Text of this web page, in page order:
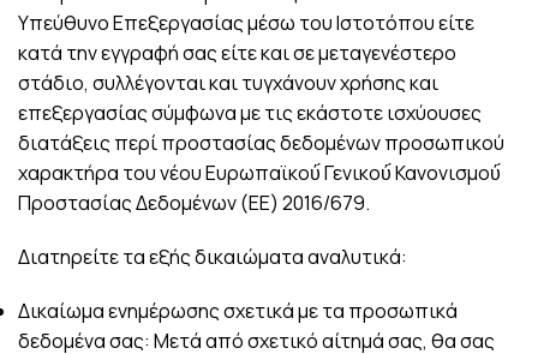
Υπεύθυνο Επεξεργασίας μέσω του Ιστοτόπου είτε
κατά την εγγραφή σας είτε και σε μεταγενέστερο
στάδιο, συλλέγονται και τυγχάνουν χρήσης και
επεξεργασίας σύμφωνα με τις εκάστοτε ισχύουσες
διατάξεις περί προστασίας δεδομένων προσωπικού
χαρακτήρα του νέου Ευρωπαϊκού́ Γενικού́ Κανονισμού́
Προστασίας Δεδομένων (ΕΕ) 2016/679.
Διατηρείτε τα εξής δικαιώματα αναλυτικά:
Δικαίωμα ενημέρωσης σχετικά με τα προσωπικά
δεδομένα σας: Μετά από σχετικό αίτημά σας, θα σας